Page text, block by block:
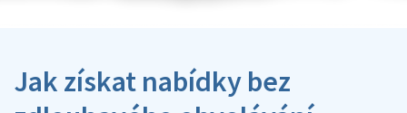
Jak získat nabídky bez